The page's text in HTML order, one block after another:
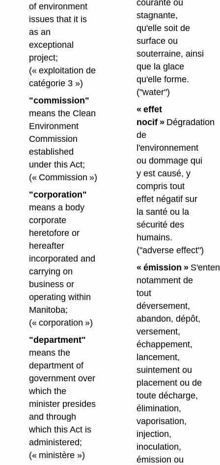
of environment
issues that it is
as an
exceptional
project;
(« exploitation de
catégorie 3 »)
"commission"
means the Clean
Environment
Commission
established
under this Act;
(« Commission »)
"corporation"
means a body
corporate
heretofore or
hereafter
incorporated and
carrying on
business or
operating within
Manitoba;
(« corporation »)
"department"
means the
department of
government over
which the
minister presides
and through
which this Act is
administered;
(« ministère »)
courante ou
stagnante,
qu'elle soit de
surface ou
souterraine, ainsi
que la glace
qu'elle forme.
("water")
« effet
nocif »Dégradation
de
l'environnement
ou dommage qui
y est causé, y
compris tout
effet négatif sur
la santé ou la
sécurité des
humains.
("adverse effect")
« émission »
notamment de
tout
déversement,
abandon, dépôt,
versement,
échappement,
lancement,
suintement ou
placement ou de
toute décharge,
élimination,
vaporisation,
injection,
inoculation,
émission ou